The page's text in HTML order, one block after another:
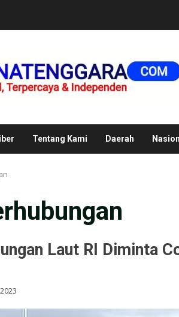
Tentang Kami Daerah
Laut RI Diminta